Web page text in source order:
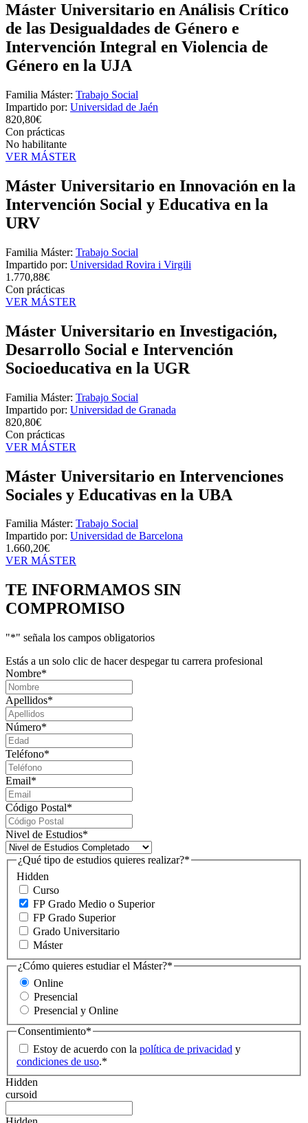
Máster Universitario en Análisis Crítico
de las Desigualdades de Género e
Intervención Integral en Violencia de
Género en la UJA
Familia Máster: Trabajo Social
Impartido por: Universidad de Jaén
820,80€
Con prácticas
No habilitante
VER MÁSTER
Máster Universitario en Innovación en la
Intervención Social y Educativa en la
URV
Familia Máster: Trabajo Social
Impartido por: Universidad Rovira i Virgili
1.770,88€
Con prácticas
VER MÁSTER
Máster Universitario en Investigación,
Desarrollo Social e Intervención
Socioeducativa en la UGR
Familia Máster: Trabajo Social
Impartido por: Universidad de Granada
820,80€
Con prácticas
VER MÁSTER
Máster Universitario en Intervenciones
Sociales y Educativas en la UBA
Familia Máster: Trabajo Social
Impartido por: Universidad de Barcelona
1.660,20€
VER MÁSTER
TE INFORMAMOS SIN
COMPROMISO
"*" señala los campos obligatorios
Estás a un solo clic de hacer despegar tu carrera profesional
Nombre*
Apellidos*
Número*
Teléfono*
Email*
Código Postal*
Nivel de Estudios*
Hidden
¿Qué tipo de estudios quieres realizar?*
Curso
FP Grado Medio o Superior
FP Grado Superior
Grado Universitario
Máster
¿Cómo quieres estudiar el Máster?*
Online
Presencial
Presencial y Online
Consentimiento*
Estoy de acuerdo con la política de privacidad y
condiciones de uso.*
Hidden
cursoid